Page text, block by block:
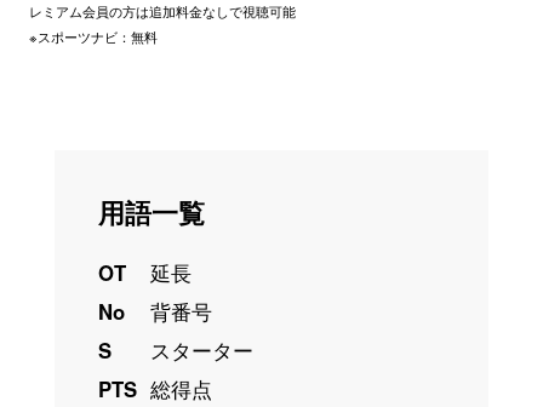
レミアム会員の方は追加料金なしで視聴可能
※スポーツナビ：無料
用語一覧
OT
延長
No
背番号
S
スターター
PTS 総得点